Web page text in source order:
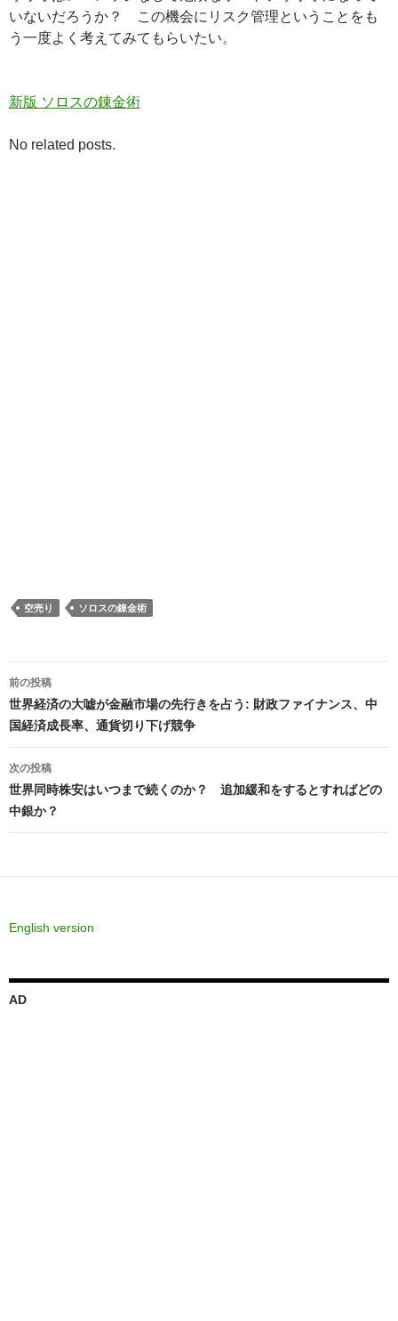
いないだろうか？ この機会にリスク管理ということをも
う一度よく考えてみてもらいたい。
新版 ソロスの錬金術
No related posts.
空売り ソロスの錬金術
投
稿
ナ
ビ
ゲ
ー
ン
前の投稿
世界経済の大嘘が金融市場の先行きを占う: 財政ファイナンス、中
国経済成長率、通貨切り下げ競争
次の投稿
世界同時株安はいつまで続くのか？ 追加緩和をするとすればどの
中銀か？
English version
AD